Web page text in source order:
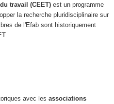
travail (CEET)est un programme
la recherche pluridisciplinaire sur
de l'Efab sont historiquement
avec les associations